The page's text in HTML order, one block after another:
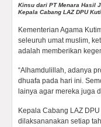
Kinsu dari PT Menara Hasil
Kepala Cabang LAZ DPU
Kementerian Agama
seleuruh umat muslim,
adalah memberikan
“Alhamdulillah, adanya
dhuafa pada hari ini.
lainya agar mereka juga
Kepala Cabang LAZ
dilaksananakan setiap